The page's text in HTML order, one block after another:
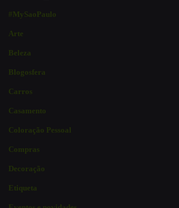
#MySaoPaulo
Arte
Beleza
Blogosfera
Carros
Casamento
Coloração Pessoal
Compras
Decoração
Etiqueta